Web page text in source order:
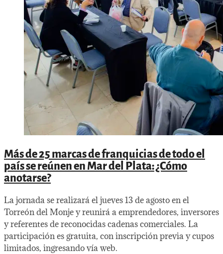
Más de 25 marcas de franquicias de todo el
país se reúnen en Mar del Plata: ¿Cómo
anotarse?
La jornada se realizará el jueves 13 de agosto en el
Torreón del Monje y reunirá a emprendedores, inversores
y referentes de reconocidas cadenas comerciales. La
participación es gratuita, con inscripción previa y cupos
limitados, ingresando vía web.